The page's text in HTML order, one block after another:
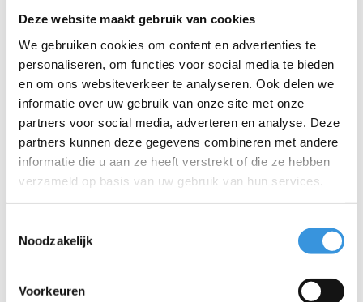
Deze website maakt gebruik van cookies
We gebruiken cookies om content en advertenties te
personaliseren, om functies voor social media te bieden
en om ons websiteverkeer te analyseren. Ook delen we
informatie over uw gebruik van onze site met onze
partners voor social media, adverteren en analyse. Deze
partners kunnen deze gegevens combineren met andere
informatie die u aan ze heeft verstrekt of die ze hebben
verzameld op basis van uw gebruik van hun services.
Noodzakelijk
Voorkeuren
Iets extra's erbij?